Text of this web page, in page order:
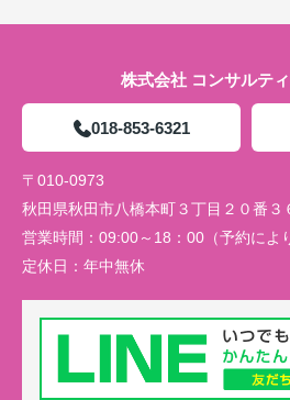
株式会社 コンサルテ
018-853-6321
〒010-0973
秋田県秋田市八橋本町３丁目２０番３
営業時間： 09:00～18：00（予約によ
定休日： 年中無休